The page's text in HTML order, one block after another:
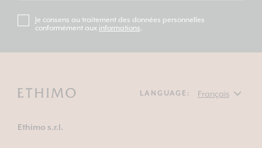
Je consens au traitement des données personnelles
conformément aux informations.
LANGUAGE:
Ethimo s.r.l.